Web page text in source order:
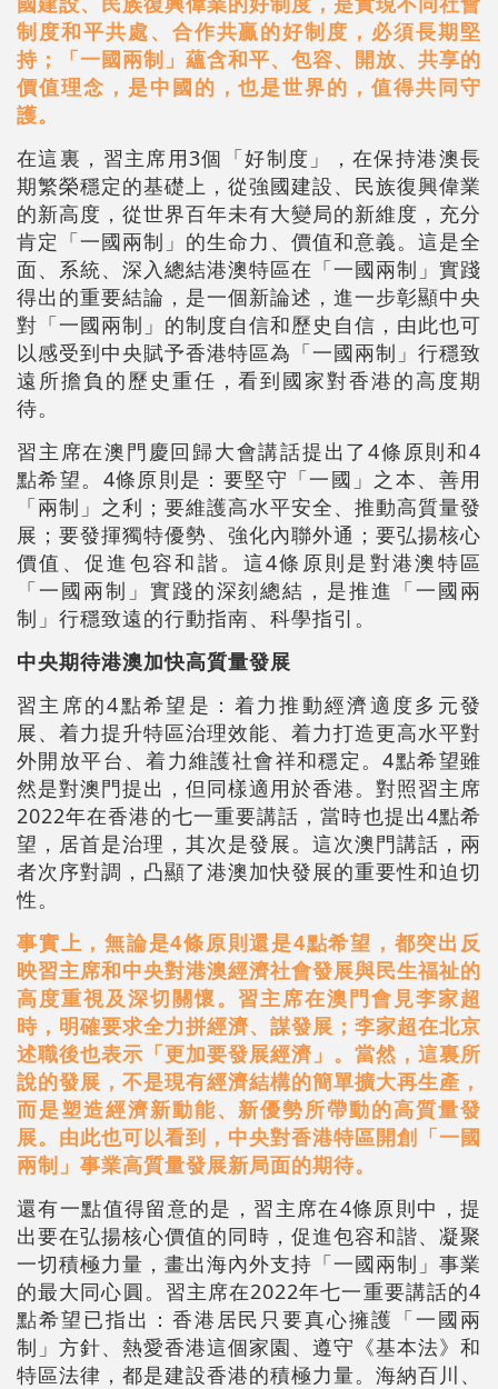
制度和平共處、合作共贏的好制度，必須長期堅
持；「一國兩制」蘊含和平、包容、開放、共享的
價值理念，是中國的，也是世界的，值得共同守
護。
在這裏，習主席用3個「好制度」，在保持港澳長
期繁榮穩定的基礎上，從強國建設、民族復興偉業
的新高度，從世界百年未有大變局的新維度，充分
肯定「一國兩制」的生命力、價值和意義。這是全
面、系統、深入總結港澳特區在「一國兩制」實踐
得出的重要結論，是一個新論述，進一步彰顯中央
對「一國兩制」的制度自信和歷史自信，由此也可
以感受到中央賦予香港特區為「一國兩制」行穩致
遠所擔負的歷史重任，看到國家對香港的高度期
待。
習主席在澳門慶回歸大會講話提出了4條原則和4
點希望。4條原則是：要堅守「一國」之本、善用
「兩制」之利；要維護高水平安全、推動高質量發
展；要發揮獨特優勢、強化內聯外通；要弘揚核心
價值、促進包容和諧。這4條原則是對港澳特區
「一國兩制」實踐的深刻總結，是推進「一國兩
制」行穩致遠的行動指南、科學指引。
中央期待港澳加快高質量發展
習主席的4點希望是：着力推動經濟適度多元發
展、着力提升特區治理效能、着力打造更高水平對
外開放平台、着力維護社會祥和穩定。4點希望雖
然是對澳門提出，但同樣適用於香港。對照習主席
2022年在香港的七一重要講話，當時也提出4點希
望，居首是治理，其次是發展。這次澳門講話，兩
者次序對調，凸顯了港澳加快發展的重要性和迫切
性。
事實上，無論是4條原則還是4點希望，都突出反
映習主席和中央對港澳經濟社會發展與民生福祉的
高度重視及深切關懷。習主席在澳門會見李家超
時，明確要求全力拼經濟、謀發展；李家超在北京
述職後也表示「更加要發展經濟」。當然，這裏所
說的發展，不是現有經濟結構的簡單擴大再生產，
而是塑造經濟新動能、新優勢所帶動的高質量發
展。由此也可以看到，中央對香港特區開創「一國
兩制」事業高質量發展新局面的期待。
還有一點值得留意的是，習主席在4條原則中，提
出要在弘揚核心價值的同時，促進包容和諧、凝聚
一切積極力量，畫出海內外支持「一國兩制」事業
的最大同心圓。習主席在2022年七一重要講話的4
點希望已指出：香港居民只要真心擁護「一國兩
制」方針、熱愛香港這個家園、遵守《基本法》和
特區法律，都是建設香港的積極力量。海納百川、